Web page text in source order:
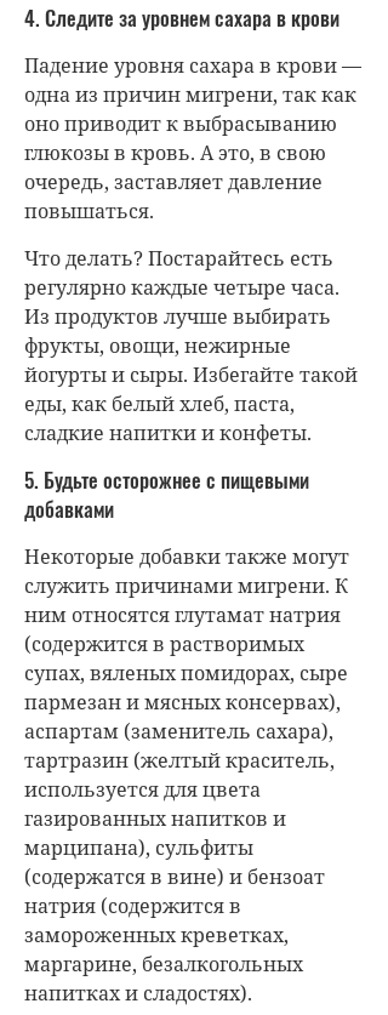
4. Следите за уровнем сахара в крови
Падение уровня сахара в крови —
одна из причин мигрени, так как
оно приводит к выбрасыванию
глюкозы в кровь. А это, в свою
очередь, заставляет давление
повышаться.
Что делать? Постарайтесь есть
регулярно каждые четыре часа.
Из продуктов лучше выбирать
фрукты, овощи, нежирные
йогурты и сыры. Избегайте такой
еды, как белый хлеб, паста,
сладкие напитки и конфеты.
5. Будьте осторожнее с пищевыми
добавками
Некоторые добавки также могут
служить причинами мигрени. К
ним относятся глутамат натрия
(содержится в растворимых
супах, вяленых помидорах, сыре
пармезан и мясных консервах),
аспартам (заменитель сахара),
тартразин (желтый краситель,
используется для цвета
газированных напитков и
марципана), сульфиты
(содержатся в вине) и бензоат
натрия (содержится в
замороженных креветках,
маргарине, безалкогольных
напитках и сладостях).